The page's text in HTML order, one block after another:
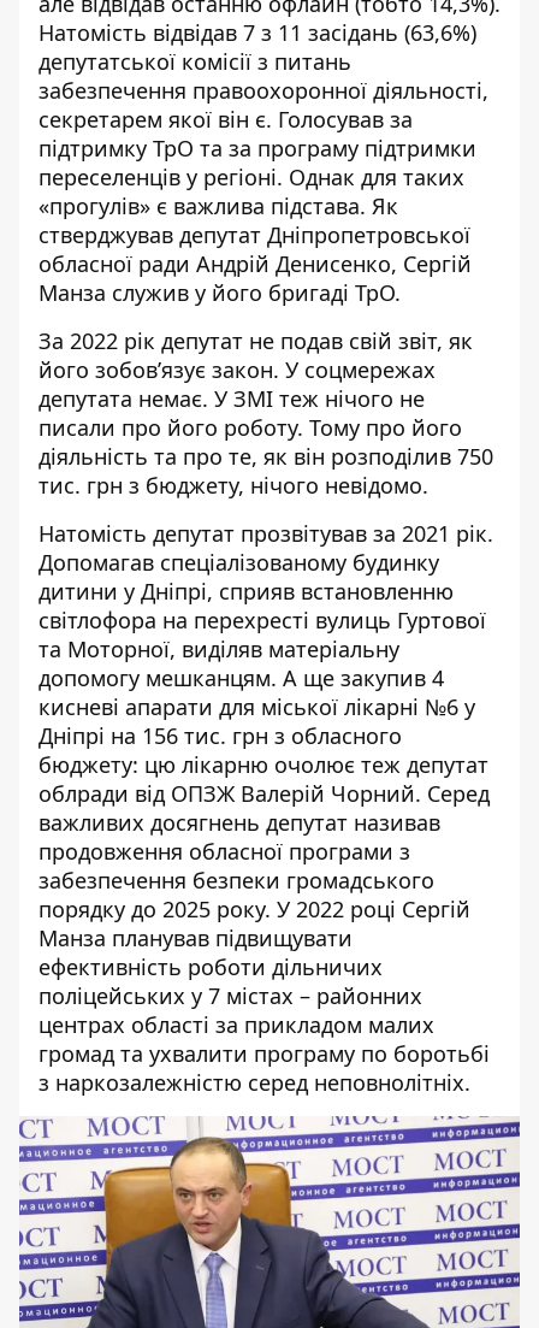
Натомість відвідав 7 з 11 засідань (63,6%)
депутатської комісії з питань
забезпечення правоохоронної діяльності,
секретарем якої він є. Голосував за
підтримку ТрО та за програму підтримки
переселенців у регіоні. Однак для таких
«прогулів» є важлива підстава. Як
стверджував депутат Дніпропетровської
обласної ради Андрій Денисенко, Сергій
Манза служив у його бригаді ТрО.
За 2022 рік депутат не подав свій звіт, як
його зобов’язує закон. У соцмережах
депутата немає. У ЗМІ теж нічого не
писали про його роботу. Тому про його
діяльність та про те, як він розподілив 750
тис. грн з бюджету, нічого невідомо.
Натомість депутат прозвітував за 2021 рік.
Допомагав спеціалізованому будинку
дитини у Дніпрі, сприяв встановленню
світлофора на перехресті вулиць Гуртової
та Моторної, виділяв матеріальну
допомогу мешканцям. А ще закупив 4
кисневі апарати для міської лікарні №6 у
Дніпрі на 156 тис. грн з обласного
бюджету: цю лікарню очолює теж депутат
облради від ОПЗЖ Валерій Чорний. Серед
важливих досягнень депутат називав
продовження обласної програми з
забезпечення безпеки громадського
порядку до 2025 року. У 2022 році Сергій
Манза планував підвищувати
ефективність роботи дільничих
поліцейських у 7 містах – районних
центрах області за прикладом малих
громад та ухвалити програму по боротьбі
з наркозалежністю серед неповнолітніх.